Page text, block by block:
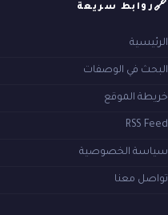
🔗 روابط سريعة
الرئيسية
البحث في الوصفات
خريطة الموقع
RSS Feed
سياسة الخصوصية
تواصل معنا